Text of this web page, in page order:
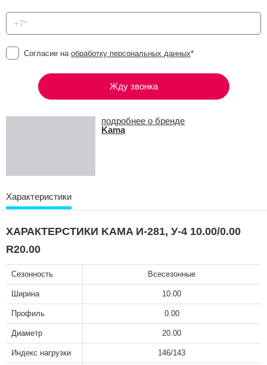
Согласие на обработку персональных данных*
Жду звонка
подробнее о бренде
Kama
Характеристики
ХАРАКТЕРСТИКИ KAMA И-281, У-4 10.00/0.00
R20.00
Сезонность Всесезонные
Ширина 10.00
Профиль 0.00
Диаметр 20.00
Индекс нагрузки 146/143